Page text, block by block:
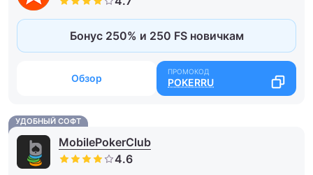
Бонус 250% и 250 FS новичкам
Обзор POKERRU
УДОБНЫЙ СОФТ
MobilePokerClub